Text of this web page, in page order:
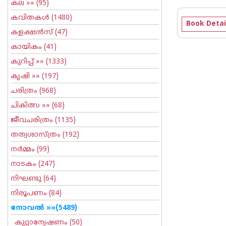
കല »» (95)
കവിതകള്‍ (1480)
കളക്ഷന്‍സ്(47)
കായികം (41)
കുറിപ്പ്‌ »» (1333)
കൃഷി »» (197)
ചരിത്രം (968)
ചികിത്സ »» (68)
ജീവചരിത്രം (1135)
തത്വശാസ്ത്രം (192)
നര്‍മ്മം (99)
നാടകം (247)
നിഘണ്ടു (64)
നിരൂപണം (84)
നോവല്‍ »»(5489)
കുറ്റാന്വേഷണം (50)
Book